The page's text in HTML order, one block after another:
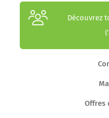
Découvrez
Offres